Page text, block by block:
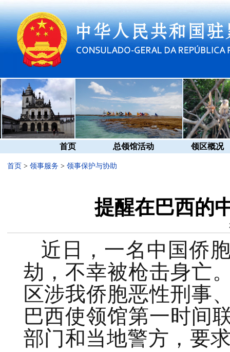
首页 总领馆活动 领区概况
首页 > 领事服务 > 领事保护与协助
提醒在巴西的
近日，一名中国侨
劫，不幸被枪击身亡
区涉我侨胞恶性刑事
巴西使领馆第一时间
部门和当地警方，要